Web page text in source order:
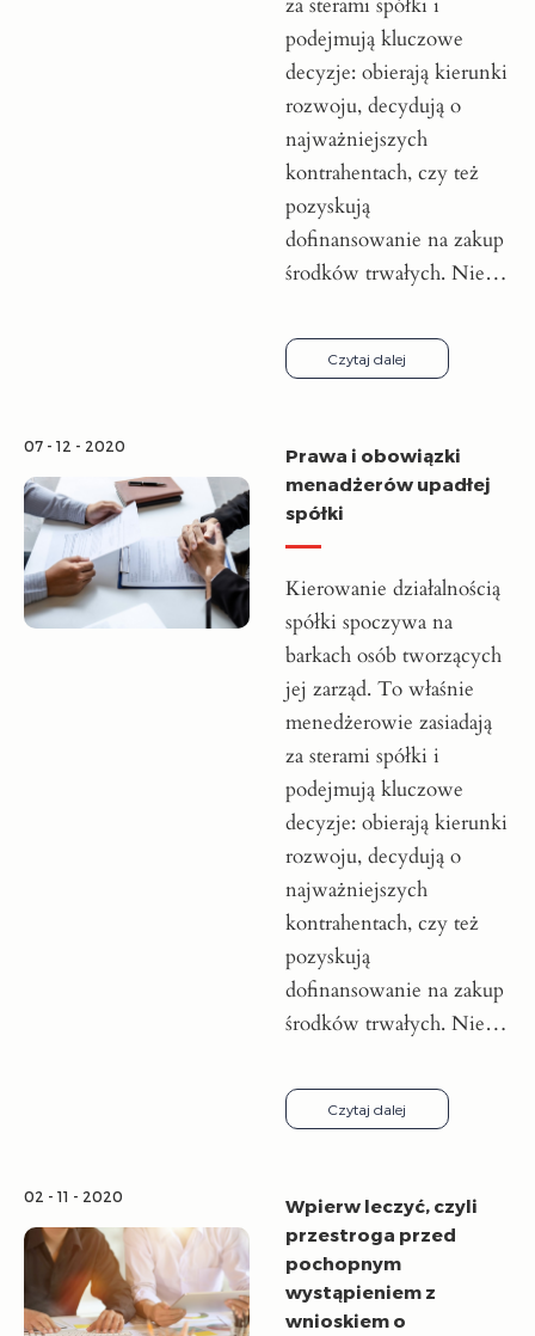
podejmują kluczowe
decyzje: obierają kierunki
rozwoju, decydują o
najważniejszych
kontrahentach, czy też
pozyskują
dofinansowanie na zakup
środków trwałych. Nie…
Czytaj dalej
07 - 12 - 2020
Prawa i obowiązki
menadżerów upadłej
spółki
Kierowanie działalnością
spółki spoczywa na
barkach osób tworzących
jej zarząd. To właśnie
menedżerowie zasiadają
za sterami spółki i
podejmują kluczowe
decyzje: obierają kierunki
rozwoju, decydują o
najważniejszych
kontrahentach, czy też
pozyskują
dofinansowanie na zakup
środków trwałych. Nie…
Czytaj dalej
02 - 11 - 2020
Wpierw leczyć, czyli
przestroga przed
pochopnym
wystąpieniem z
wnioskiem o